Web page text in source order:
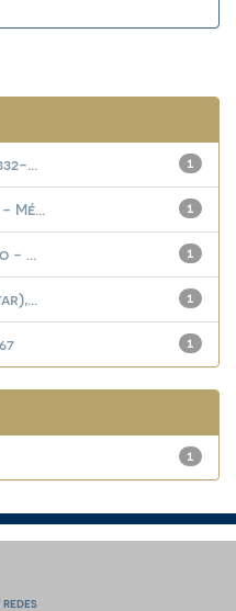
1
...
1
Mé...
1
- ...
1
1
1